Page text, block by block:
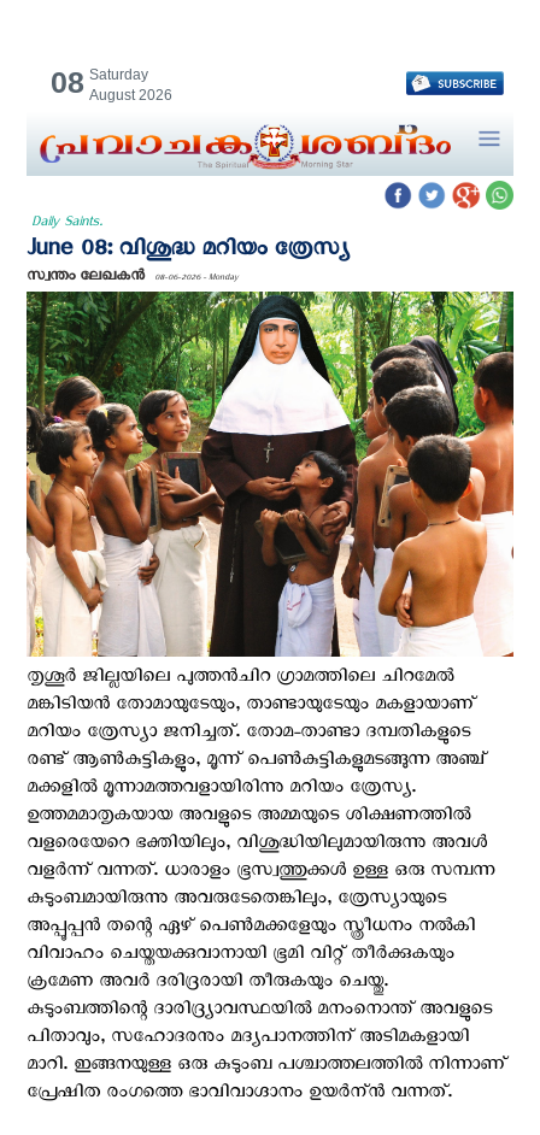
08 Saturday
August 2026
Daily Saints.
June 08: വിശുദ്ധ മറിയം ത്രേസ്യ
സ്വന്തം ലേഖകന്‍ 08-06-2026 - Monday
തൃശൂര്‍ ജില്ലയിലെ പുത്തന്‍ചിറ ഗ്രാമത്തിലെ ചിറമേല്‍
മങ്കിടിയന്‍ തോമായുടേയും, താണ്ടായുടേയും മകളായാണ്
മറിയം ത്രേസ്യാ ജനിച്ചത്. തോമ-താണ്ടാ ദമ്പതികളുടെ
രണ്ട് ആണ്‍കുട്ടികളും, മൂന്ന് പെണ്‍കുട്ടികളുമടങ്ങുന്ന അഞ്ച്
മക്കളില്‍ മൂന്നാമത്തവളായിരിന്നു മറിയം ത്രേസ്യ.
ഉത്തമമാതൃകയായ അവളുടെ അമ്മയുടെ ശിക്ഷണത്തില്‍
വളരെയേറെ ഭക്തിയിലും, വിശുദ്ധിയിലുമായിരുന്നു അവള്‍
വളര്‍ന്ന് വന്നത്. ധാരാളം ഭൂസ്വത്തുക്കള്‍ ഉള്ള ഒരു സമ്പന്ന
കുടുംബമായിരുന്നു അവരുടേതെങ്കിലും, ത്രേസ്യായുടെ
അപ്പൂപ്പന്‍ തന്റെ ഏഴ് പെണ്‍മക്കളേയും സ്ത്രീധനം നല്‍കി
വിവാഹം ചെയ്തയക്കുവാനായി ഭൂമി വിറ്റ് തീര്‍ക്കുകയും
ക്രമേണ അവര്‍ ദരിദ്രരായി തീരുകയും ചെയ്തു.
കുടുംബത്തിന്റെ ദാരിദ്ര്യാവസ്ഥയില്‍ മനംനൊന്ത് അവളുടെ
പിതാവും, സഹോദരനും മദ്യപാനത്തിന് അടിമകളായി
മാറി. ഇങ്ങനയുള്ള ഒരു കുടുംബ പശ്ചാത്തലത്തില്‍ നിന്നാണ്
പ്രേഷിത രംഗത്തെ ഭാവിവാഗ്ദാനം ഉയര്‍ന്ന്‍ വന്നത്.